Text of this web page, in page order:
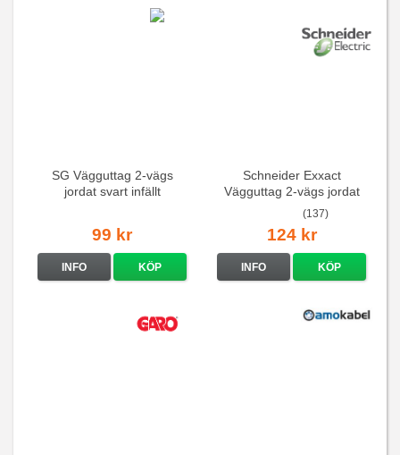
SG Vägguttag 2-vägs
jordat svart infällt
99 kr
INFO KÖP
Schneider Exxact
Vägguttag 2-vägs jordat
Vit standarduttag
(137)
124 kr
INFO KÖP